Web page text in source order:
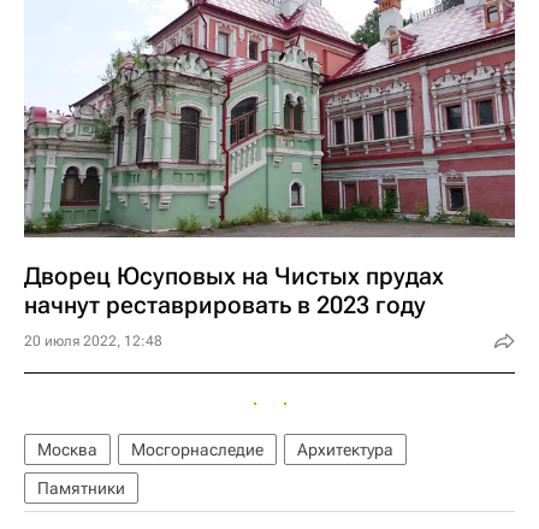
Дворец Юсуповых на Чистых прудах
начнут реставрировать в 2023 году
20 июля 2022, 12:48
Москва Мосгорнаследие
Архитектура
Памятники